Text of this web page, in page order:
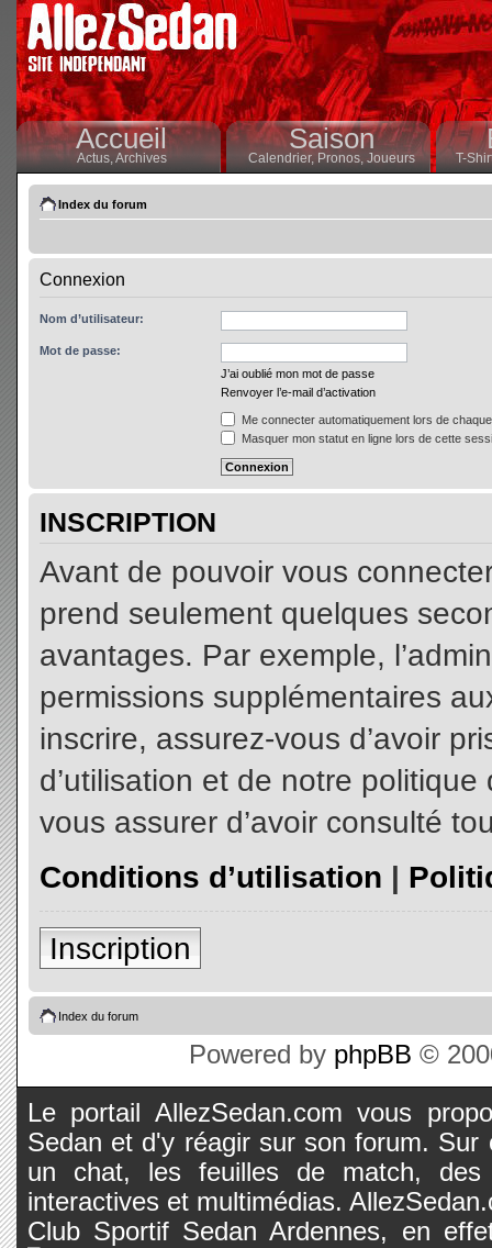
Accueil
Actus,Archives
Saison
Calendrier,Pronos, Joueurs T-
Index du forum
Connexion
Nom d’utilisateur:
Mot de passe:
J’ai oublié mon mot de passe
Renvoyer l’e-mail d’activation
Me connecter automatiquement lors de
Masquer mon statut en ligne lors de cette
INSCRIPTION
Avant de pouvoir vous
prend seulement quelques
avantages. Par exemple,
permissions supplémentaires
inscrire, assurez-vous d’avoir
d’utilisation et de notre
vous assurer d’avoir consulté
Conditions d’utilisation |
Inscription
Index du forum
Powered by phpBB ©
Le portail AllezSedan.com vous
Sedan et d'y réagir sur son forum.
un chat, les feuilles de match, des
interactives et multimédias.
Club Sportif Sedan Ardennes, en